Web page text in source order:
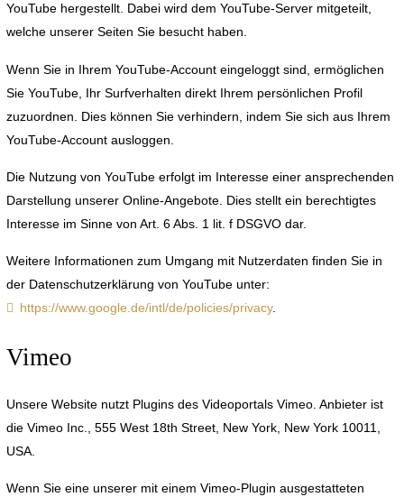
YouTube hergestellt. Dabei wird dem YouTube-Server mitgeteilt,
welche unserer Seiten Sie besucht haben.
Wenn Sie in Ihrem YouTube-Account eingeloggt sind, ermöglichen
Sie YouTube, Ihr Surfverhalten direkt Ihrem persönlichen Profil
zuzuordnen. Dies können Sie verhindern, indem Sie sich aus Ihrem
YouTube-Account ausloggen.
Die Nutzung von YouTube erfolgt im Interesse einer ansprechenden
Darstellung unserer Online-Angebote. Dies stellt ein berechtigtes
Interesse im Sinne von Art. 6 Abs. 1 lit. f DSGVO dar.
Weitere Informationen zum Umgang mit Nutzerdaten finden Sie in
der Datenschutzerklärung von YouTube unter:
https://www.google.de/intl/de/policies/privacy.
Vimeo
Unsere Website nutzt Plugins des Videoportals Vimeo. Anbieter ist
die Vimeo Inc., 555 West 18th Street, New York, New York 10011,
USA.
Wenn Sie eine unserer mit einem Vimeo-Plugin ausgestatteten